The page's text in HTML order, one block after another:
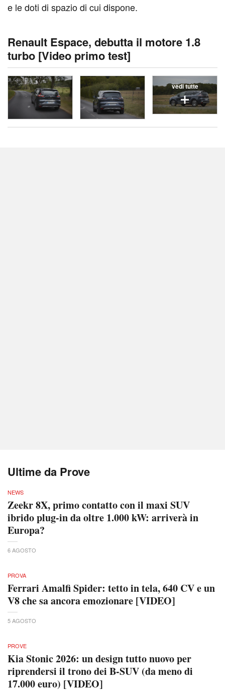
e le doti di spazio di cui dispone.
Renault Espace, debutta il motore 1.8
turbo [Video primo test]
vedi tutte
Ultime da Prove
NEWS
Zeekr 8X, primo contatto con il maxi SUV
ibrido plug-in da oltre 1.000 kW: arriverà in
Europa?
6 AGOSTO
PROVA
Ferrari Amalfi Spider: tetto in tela, 640 CV e un
V8 che sa ancora emozionare [VIDEO]
5 AGOSTO
PROVE
Kia Stonic 2026: un design tutto nuovo per
riprendersi il trono dei B-SUV (da meno di
17.000 euro) [VIDEO]